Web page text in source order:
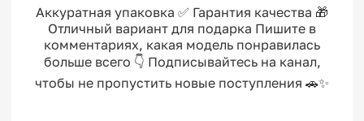
Аккуратная упаковка ✅ Гарантия качества 🎁
Отличный вариант для подарка Пишите в
комментариях, какая модель понравилась
больше всего 👇 Подписывайтесь на канал,
чтобы не пропустить новые поступления 🚗✨